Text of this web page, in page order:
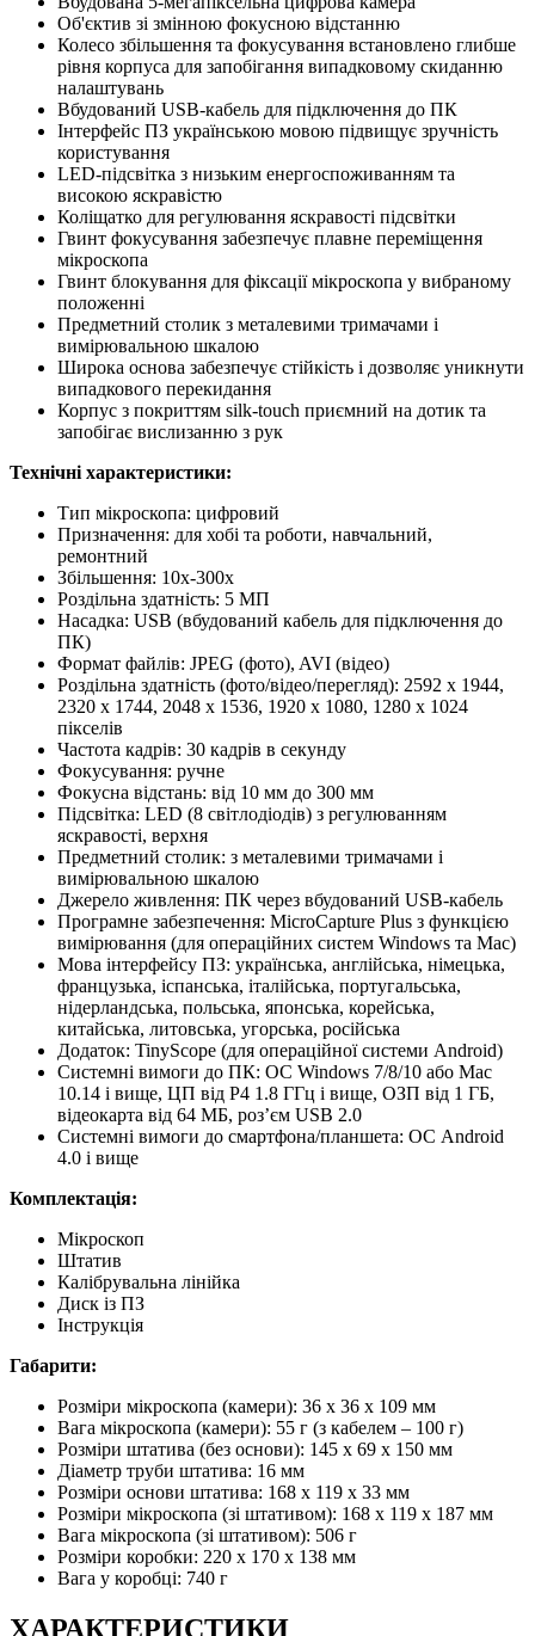
Об'єктив зі змінною фокусною відстанню
Колесо збільшення та фокусування встановлено глибше
рівня корпуса для запобігання випадковому скиданню
налаштувань
Вбудований USB-кабель для підключення до ПК
Інтерфейс ПЗ українською мовою підвищує зручність
користування
LED-підсвітка з низьким енергоспоживанням та
високою яскравістю
Коліщатко для регулювання яскравості підсвітки
Гвинт фокусування забезпечує плавне переміщення
мікроскопа
Гвинт блокування для фіксації мікроскопа у вибраному
положенні
Предметний столик з металевими тримачами і
вимірювальною шкалою
Широка основа забезпечує стійкість і дозволяє уникнути
випадкового перекидання
Корпус з покриттям silk-touch приємний на дотик та
запобігає вислизанню з рук
Технічні характеристики:
Тип мікроскопа: цифровий
Призначення: для хобі та роботи, навчальний,
ремонтний
Збільшення: 10х-300х
Роздільна здатність: 5 МП
Насадка: USB (вбудований кабель для підключення до
ПК)
Формат файлів: JPEG (фото), AVI (відео)
Роздільна здатність (фото/відео/перегляд): 2592 х 1944,
2320 х 1744, 2048 х 1536, 1920 х 1080, 1280 x 1024
пікселів
Частота кадрів: 30 кадрів в секунду
Фокусування: ручне
Фокусна відстань: від 10 мм до 300 мм
Підсвітка: LED (8 світлодіодів) з регулюванням
яскравості, верхня
Предметний столик: з металевими тримачами і
вимірювальною шкалою
Джерело живлення: ПК через вбудований USB-кабель
Програмне забезпечення: MicroCapture Plus з функцією
вимірювання (для операційних систем Windows та Mac)
Мова інтерфейсу ПЗ: українська, англійська, німецька,
французька, іспанська, італійська, португальська,
нідерландська, польська, японська, корейська,
китайська, литовська, угорська, російська
Додаток: TinyScope (для операційної системи Android)
Системні вимоги до ПК: ОС Windows 7/8/10 або Mac
10.14 і вище, ЦП від P4 1.8 ГГц і вище, ОЗП від 1 ГБ,
відеокарта від 64 МБ, роз’єм USB 2.0
Системні вимоги до смартфона/планшета: ОС Android
4.0 і вище
Комплектація:
Мікроскоп
Штатив
Калібрувальна лінійка
Диск із ПЗ
Інструкція
Габарити:
Розміри мікроскопа (камери): 36 х 36 х 109 мм
Вага мікроскопа (камери): 55 г (з кабелем – 100 г)
Розміри штатива (без основи): 145 х 69 х 150 мм
Діаметр труби штатива: 16 мм
Розміри основи штатива: 168 х 119 х 33 мм
Розміри мікроскопа (зі штативом): 168 х 119 х 187 мм
Вага мікроскопа (зі штативом): 506 г
Розміри коробки: 220 х 170 х 138 мм
Вага у коробці: 740 г
ХАРАКТЕРИСТИКИ